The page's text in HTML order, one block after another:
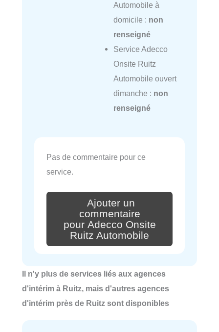
Automobile à
domicile : non
renseigné
Service Adecco
Onsite Ruitz
Automobile ouvert
dimanche : non
renseigné
Pas de commentaire pour ce
service.
Ajouter un
commentaire
pour Adecco Onsite
Ruitz Automobile
Il n'y plus de services liés aux agences
d'intérim à Ruitz, mais d'autres agences
d'intérim près de Ruitz sont disponibles